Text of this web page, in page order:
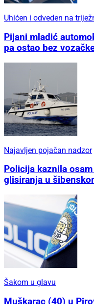
Uhićen i odveden na
Pijani mladić
pa ostao bez
Najavljen pojačan nadzor
Policija kaznila
glisiranja u
Šakom u glavu
Muškarac (40) u